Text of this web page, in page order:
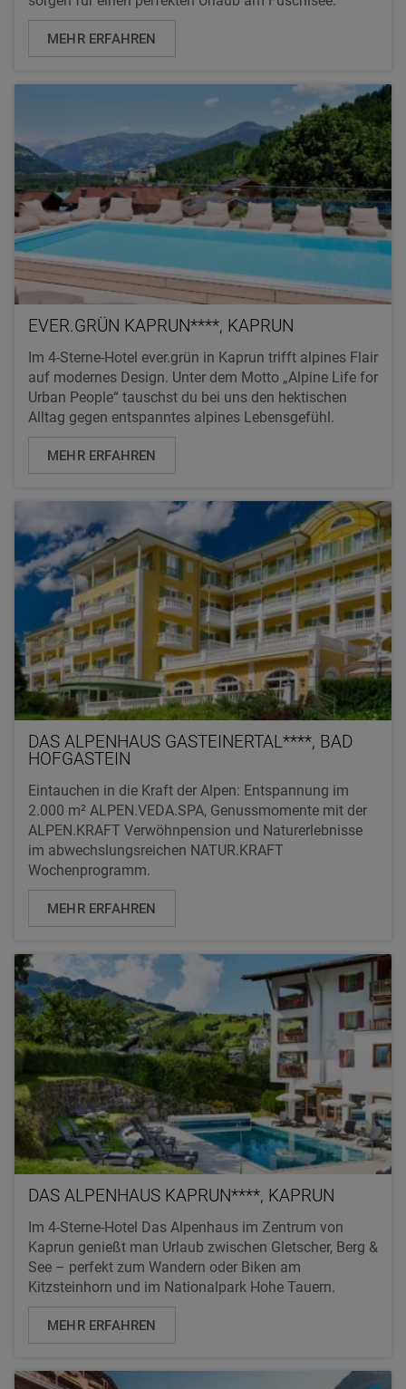
MEHR ERFAHREN
EVER.GRÜN KAPRUN****, KAPRUN
Im 4-Sterne-Hotel ever.grün in Kaprun trifft alpines Flair
auf modernes Design. Unter dem Motto „Alpine Life for
Urban People“ tauschst du bei uns den hektischen
Alltag gegen entspanntes alpines Lebensgefühl.
MEHR ERFAHREN
DAS ALPENHAUS GASTEINERTAL****, BAD
HOFGASTEIN
Eintauchen in die Kraft der Alpen: Entspannung im
2.000 m² ALPEN.VEDA.SPA, Genussmomente mit der
ALPEN.KRAFT Verwöhnpension und Naturerlebnisse
im abwechslungsreichen NATUR.KRAFT
Wochenprogramm.
MEHR ERFAHREN
DAS ALPENHAUS KAPRUN****, KAPRUN
Im 4-Sterne-Hotel Das Alpenhaus im Zentrum von
Kaprun genießt man Urlaub zwischen Gletscher, Berg &
See – perfekt zum Wandern oder Biken am
Kitzsteinhorn und im Nationalpark Hohe Tauern.
MEHR ERFAHREN